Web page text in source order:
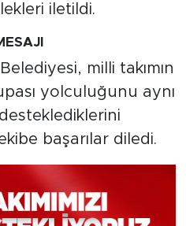
iletildi.
milli takımın
yolculuğunu aynı
başarılar diledi.